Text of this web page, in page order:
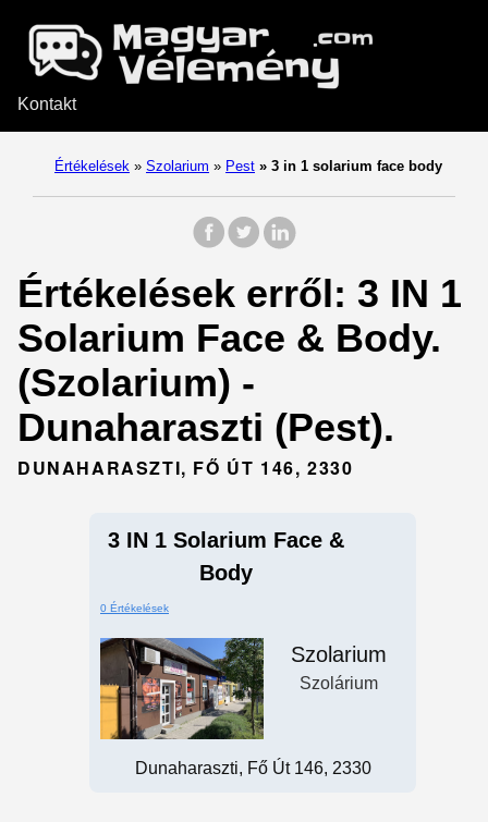
Kontakt
Értékelések » Szolarium » Pest » 3 in 1 solarium face body
Értékelések erről: 3 IN 1
Solarium Face & Body.
(Szolarium) -
Dunaharaszti (Pest).
DUNAHARASZTI, FŐ ÚT 146, 2330
3 IN 1 Solarium Face &
Body
0 Értékelések
Szolarium
Szolárium
Dunaharaszti, Fő Út 146, 2330